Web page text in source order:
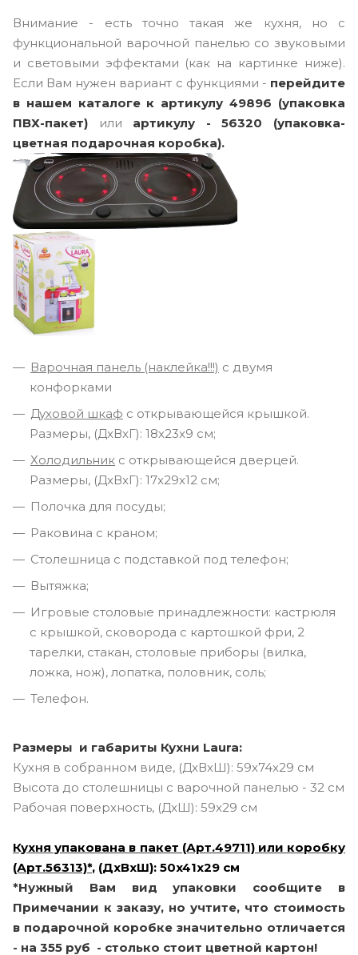
Внимание - есть точно такая же кухня, но с
функциональной варочной панелью со звуковыми
и световыми эффектами (как на картинке ниже).
Если Вам нужен вариант с функциями - перейдите
в нашем каталоге к артикулу 49896 (упаковка
ПВХ-пакет) или артикулу - 56320 (упаковка-
цветная подарочная коробка).
Варочная панель (наклейка!!!) с двумя
конфорками
Духовой шкаф с открывающейся крышкой.
Размеры, (ДxВxГ): 18x23x9 см;
Холодильник с открывающейся дверцей.
Размеры, (ДxВxГ): 17x29x12 см;
Полочка для посуды;
Раковина с краном;
Столешница с подставкой под телефон;
Вытяжка;
Игровые столовые принадлежности: кастрюля
с крышкой, сковорода с картошкой фри, 2
тарелки, стакан, столовые приборы (вилка,
ложка, нож), лопатка, половник, соль;
Телефон.
Размеры и габариты Кухни Laura:
Кухня в собранном виде, (ДxВxШ): 59x74x29 см
Высота до столешницы с варочной панелью - 32 см
Рабочая поверхность, (ДxШ): 59x29 см
Кухня упакована в пакет (Арт.49711) или коробку
(Арт.56313)*, (ДxВxШ): 50x41x29 см
*Нужный Вам вид упаковки сообщите в
Примечании к заказу, но учтите, что стоимость
в подарочной коробке значительно отличается
- на 355 руб - столько стоит цветной картон!